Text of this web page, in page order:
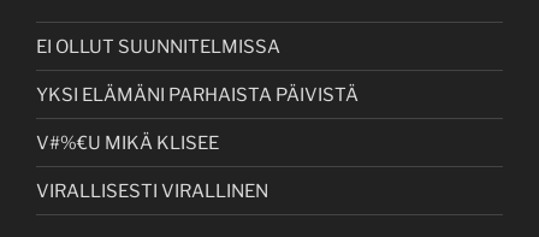
EI OLLUT SUUNNITELMISSA
YKSI ELÄMÄNI PARHAISTA PÄIVISTÄ
V#%€U MIKÄ KLISEE
VIRALLISESTI VIRALLINEN